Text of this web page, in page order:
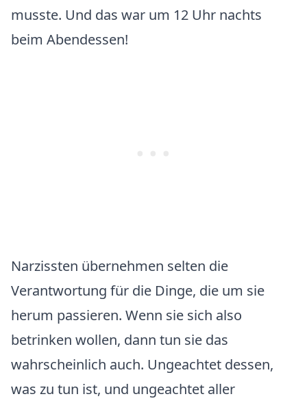
musste. Und das war um 12 Uhr nachts
beim Abendessen!
Narzissten übernehmen selten die
Verantwortung für die Dinge, die um sie
herum passieren. Wenn sie sich also
betrinken wollen, dann tun sie das
wahrscheinlich auch. Ungeachtet dessen,
was zu tun ist, und ungeachtet aller